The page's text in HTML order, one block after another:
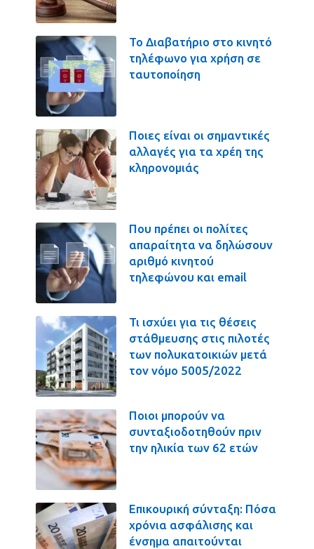
Το Διαβατήριο στο κινητό
τηλέφωνο για χρήση σε
ταυτοποίηση
Ποιες είναι οι σημαντικές
αλλαγές για τα χρέη της
κληρονομιάς
Που πρέπει οι πολίτες
απαραίτητα να δηλώσουν
αριθμό κινητού
τηλεφώνου και email
Τι ισχύει για τις θέσεις
στάθμευσης στις πιλοτές
των πολυκατοικιών μετά
τον νόμο 5005/2022
Ποιοι μπορούν να
συνταξιοδοτηθούν πριν
την ηλικία των 62 ετών
Επικουρική σύνταξη: Πόσα
χρόνια ασφάλισης και
ένσημα απαιτούνται